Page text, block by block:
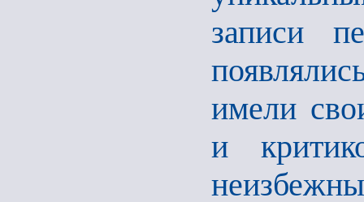
записи
имели
и